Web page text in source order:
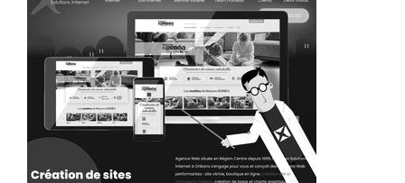
~394€/mois économisés d'annonces commerciales